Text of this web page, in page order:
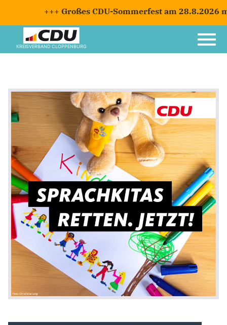
+++ Großes CDU-Sommerfest am 28.8.2026
KREISVERBAND CLOPPENBURG